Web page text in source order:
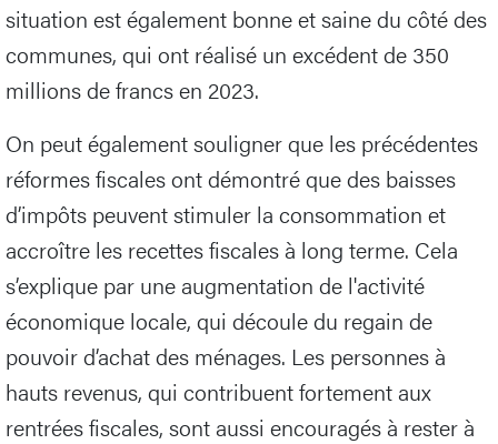
situation est également bonne et saine du côté des
communes, qui ont réalisé un excédent de 350
millions de francs en 2023.
On peut également souligner que les précédentes
réformes fiscales ont démontré que des baisses
d’impôts peuvent stimuler la consommation et
accroître les recettes fiscales à long terme. Cela
s’explique par une augmentation de l'activité
économique locale, qui découle du regain de
pouvoir d’achat des ménages. Les personnes à
hauts revenus, qui contribuent fortement aux
rentrées fiscales, sont aussi encouragés à rester à